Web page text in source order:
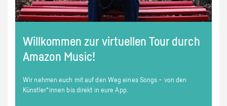
Willkommen zur virtuellen Tour durch
Amazon Music!
Wir nehmen euch mit auf den Weg eines Songs – von den
Künstler*innen bis direkt in eure App.